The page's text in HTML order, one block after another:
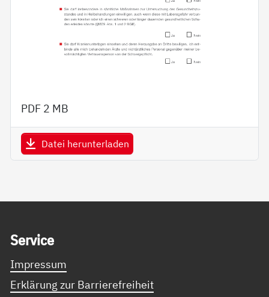
PDF 2 MB
Datei herunterladen
Ser­vice
Impressum
Erklärung zur Barrierefreiheit